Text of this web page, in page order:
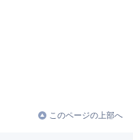
このページの上部へ